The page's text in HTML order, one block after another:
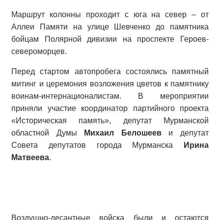
Маршрут колонны проходит с юга на север – от
Аллеи Памяти на улице Шевченко до памятника
бойцам Полярной дивизии на проспекте Героев-
североморцев.
Перед стартом автопробега состоялись памятный
митинг и церемония возложения цветов к памятнику
воинам-интернационалистам. В мероприятии
приняли участие координатор партийного проекта
«Историческая память», депутат Мурманской
областной Думы
Михаил Белошееви депутат
Совета депутатов города Мурманска
Ирина
Матвеева.
Воздушно-десантные войска были и остаются